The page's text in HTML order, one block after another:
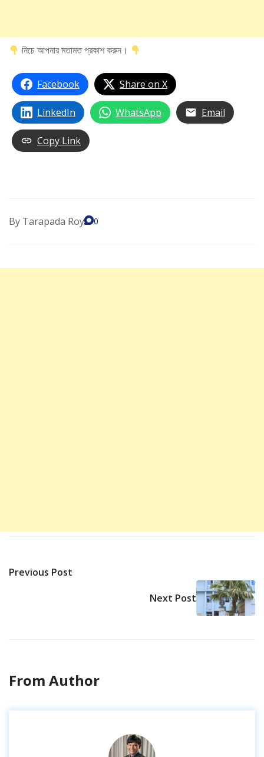
নিচে আপনার মতামত প্রকাশ করুন।
Facebook Share on X
LinkedIn WhatsApp Email
Copy Link
By Tarapada Roy 0
Previous Post
Next Post
From Author